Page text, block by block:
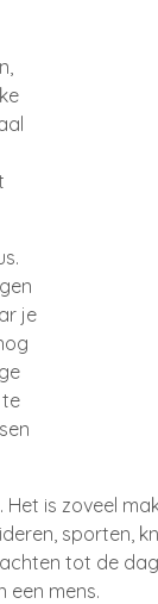
.
je
te
. Het is zoveel
, sporten ,
tot de
een mens.